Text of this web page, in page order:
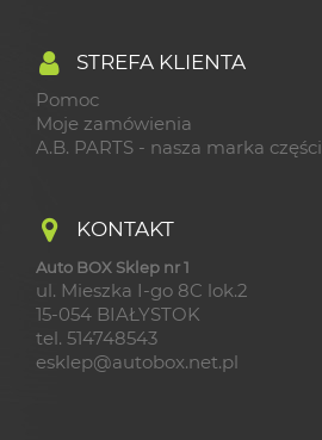
STREFA KLIENTA
Pomoc
Moje zamówienia
A.B. PARTS - nasza marka części
KONTAKT
Auto BOX Sklep nr 1
ul. Mieszka I-go 8C lok.2
15-054 BIAŁYSTOK
tel. 514748543
esklep@autobox.net.pl